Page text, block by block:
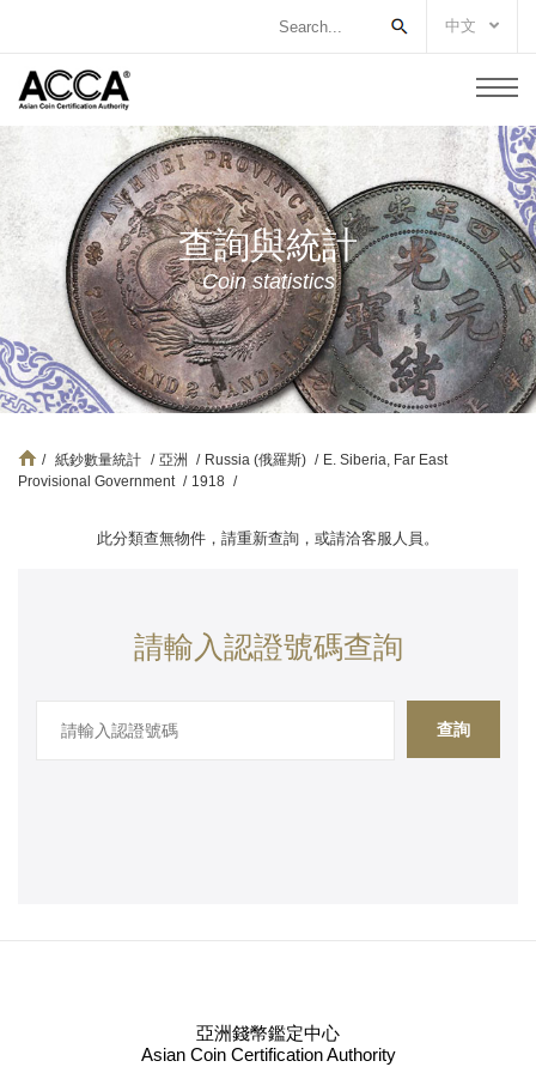
中文
查詢與統計
Coin statistics
/ 紙鈔數量統計 / 亞洲 / Russia (俄羅斯) / E. Siberia, Far East
Provisional Government / 1918 /
此分類查無物件，請重新查詢，或請洽客服人員。
請輸入認證號碼查詢
查詢
亞洲錢幣鑑定中心
Asian Coin Certification Authority